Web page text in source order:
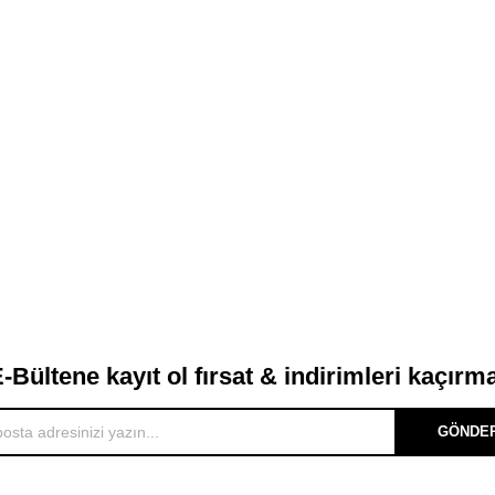
Bültene kayıt ol fırsat & indirimleri